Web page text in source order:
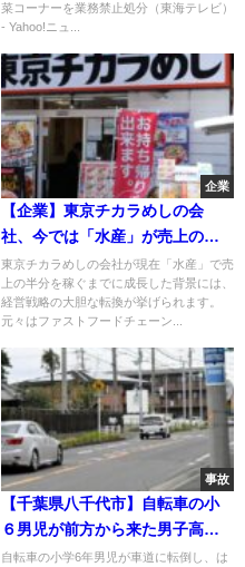
菜コーナーを業務禁止処分（東海テレビ）
- Yahoo!ニュ...
企業
【企業】東京チカラめしの会
社、今では「水産」が売上の半
分を占めるまでに成長
《SANKO MARKETING
FOODS》（東京都新宿区）
東京チカラめしの会社が現在「水産」で売
上の半分を稼ぐまでに成長した背景には、
経営戦略の大胆な転換が挙げられます。
元々はファストフードチェーン...
事故
【千葉県八千代市】自転車の小
６男児が前方から来た男子高校
生の自転車とすれ違う際に車道
自転車の小学6年男児が車道に転倒し、は